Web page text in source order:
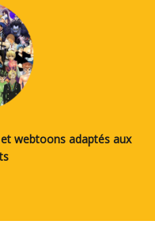
webtoons adaptés aux